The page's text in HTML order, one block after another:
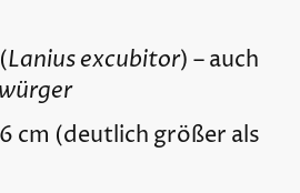
(Lanius excubitor) – auch
cm (deutlich größer als